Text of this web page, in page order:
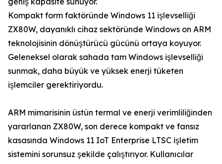
Kompakt form faktöründe Windows 11 işlevselliği
ZX80W, dayanıklı cihaz sektöründe Windows on ARM
teknolojisinin dönüştürücü gücünü ortaya koyuyor.
Geleneksel olarak sahada tam Windows işlevselliği
sunmak, daha büyük ve yüksek enerji tüketen
işlemciler gerektiriyordu.
ARM mimarisinin üstün termal ve enerji verimliliğinden
yararlanan ZX80W, son derece kompakt ve fansız
kasasında Windows 11 IoT Enterprise LTSC işletim
sistemini sorunsuz şekilde çalıştırıyor. Kullanıcılar